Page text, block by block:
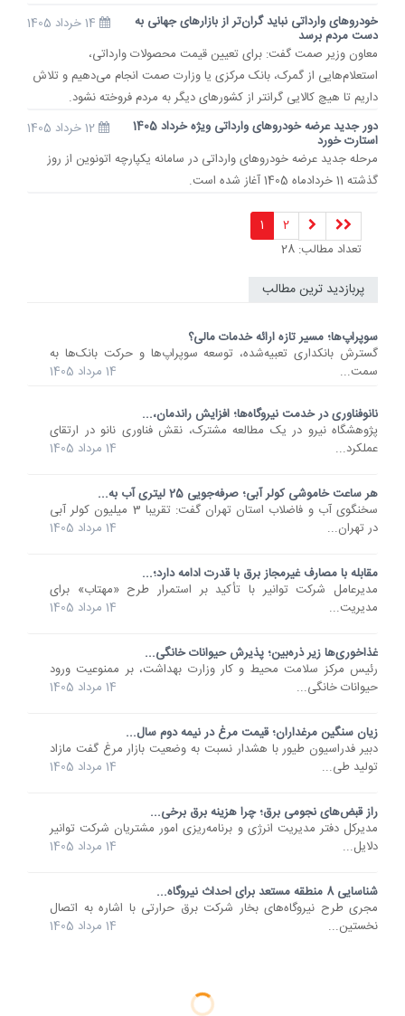
خودروهای وارداتی نباید گران‌تر از بازارهای جهانی به
دست مردم برسد
معاون وزیر صمت گفت: برای تعیین قیمت محصولات وارداتی،
استعلام‌هایی از گمرک، بانک مرکزی یا وزارت صمت انجام می‌دهیم و تلاش
داریم تا هیچ کالایی گرانتر از کشورهای دیگر به مردم فروخته نشود.
دور جدید عرضه خودروهای وارداتی ویژه خرداد 1405
استارت خورد
مرحله جدید عرضه خودروهای وارداتی در سامانه یکپارچه اتونوین از روز
گذشته 11 خردادماه 1405 آغاز شده است.
1
2
تعداد مطالب: 28
پربازدید ترین مطالب
سوپراپ‌ها؛ مسیر تازه ارائه خدمات مالی؟
گسترش بانکداری تعبیه‌شده، توسعه سوپراپ‌ها و حرکت بانک‌ها به
سمت...
14 مرداد 1405
نانوفناوری در خدمت نیروگاه‌ها؛ افزایش راندمان،...
پژوهشگاه نیرو در یک مطالعه مشترک، نقش فناوری نانو در ارتقای
عملکرد...
14 مرداد 1405
هر ساعت خاموشی کولر آبی؛ صرفه‌جویی 25 لیتری آب به...
سخنگوی آب و فاضلاب استان تهران گفت: تقریبا 3 میلیون کولر آبی
در تهران...
14 مرداد 1405
مقابله با مصارف غیرمجاز برق با قدرت ادامه دارد؛...
مدیرعامل شرکت توانیر با تأکید بر استمرار طرح «مهتاب» برای
مدیریت...
14 مرداد 1405
غذاخوری‌ها زیر ذره‌بین؛ پذیرش حیوانات خانگی...
رئیس مرکز سلامت محیط و کار وزارت بهداشت، بر ممنوعیت ورود
حیوانات خانگی...
14 مرداد 1405
زیان سنگین مرغداران؛ قیمت مرغ در نیمه دوم سال...
دبیر فدراسیون طیور با هشدار نسبت به وضعیت بازار مرغ گفت مازاد
تولید طی...
14 مرداد 1405
راز قبض‌های نجومی برق؛ چرا هزینه برق برخی...
مدیرکل دفتر مدیریت انرژی و برنامه‌ریزی امور مشتریان شرکت توانیر
دلایل...
14 مرداد 1405
شناسایی 8 منطقه مستعد برای احداث نیروگاه...
مجری طرح نیروگاه‌های بخار شرکت برق حرارتی با اشاره به اتصال
نخستین...
14 مرداد 1405